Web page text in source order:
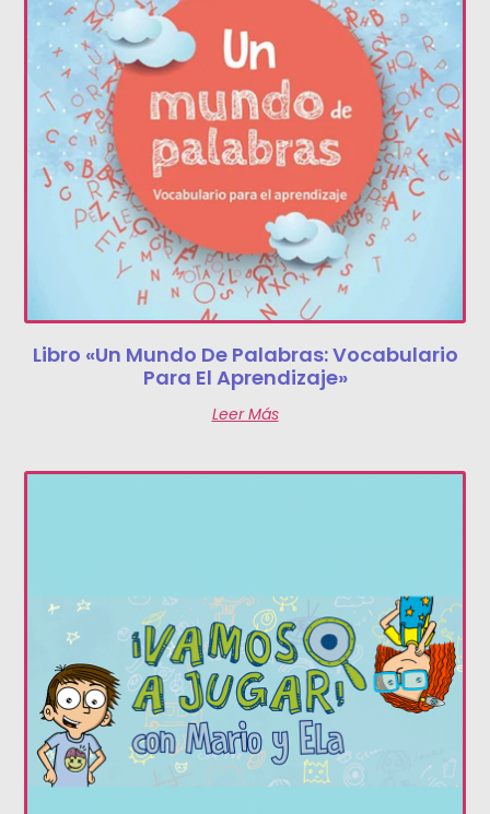
Libro «Un Mundo De Palabras: Vocabulario
Para El Aprendizaje»
Leer Más